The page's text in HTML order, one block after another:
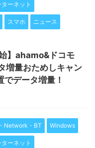
ターネット
スマホ ニュース
】ahamo&ドコモ
増量おためしキャン
データ増量！
Network・BT Windows
ターネット